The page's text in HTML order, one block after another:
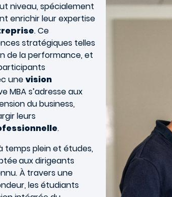
niveau, spécialement
enrichir leur expertise
. Ce
stratégiques telles
de la performance, et
unevision
MBA s’adresse aux
du business,
leurs
.
temps plein et études,
aux dirigeants
À travers une
les étudiants